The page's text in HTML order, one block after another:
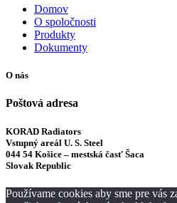
Domov
O spoločnosti
Produkty
Dokumenty
O nás
Poštová adresa
KORAD Radiators
Vstupný areál U. S. Steel
044 54 Košice – mestská časť Šaca
Slovak Republic
Používame cookies aby sme pre vás